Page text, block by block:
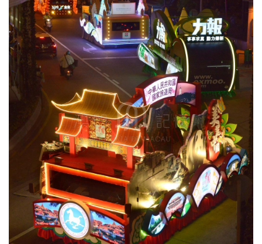
門
索
古
地
圖
教